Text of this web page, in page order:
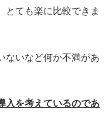
とても楽に比較できま
ないなど何か不満があ
入を考えているのであ